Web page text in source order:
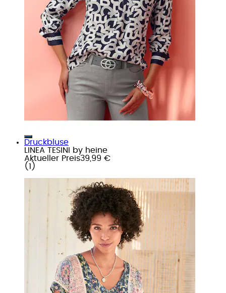
Druckbluse
LINEA TESINI by heine
Aktueller Preis39,99 €
( 1 )